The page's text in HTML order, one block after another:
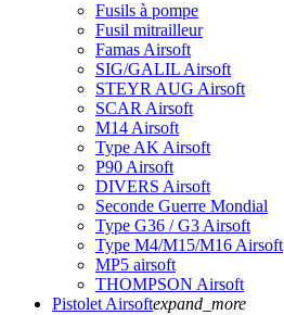
Fusils à pompe
Fusil mitrailleur
Famas Airsoft
SIG/GALIL Airsoft
STEYR AUG Airsoft
SCAR Airsoft
M14 Airsoft
Type AK Airsoft
P90 Airsoft
DIVERS Airsoft
Seconde Guerre Mondial
Type G36 / G3 Airsoft
Type M4/M15/M16 Airsoft
MP5 airsoft
THOMPSON Airsoft
Pistolet Airsoftexpand_more